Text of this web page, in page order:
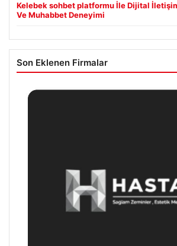
Kelebek sohbet platformu İle Dijital
Ve Muhabbet Deneyimi
Son Eklenen Firmalar